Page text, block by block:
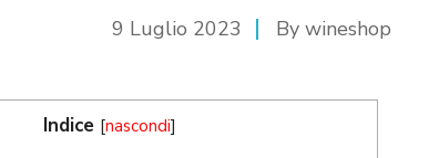
9 Luglio 2023 By wineshop
Indice [nascondi]